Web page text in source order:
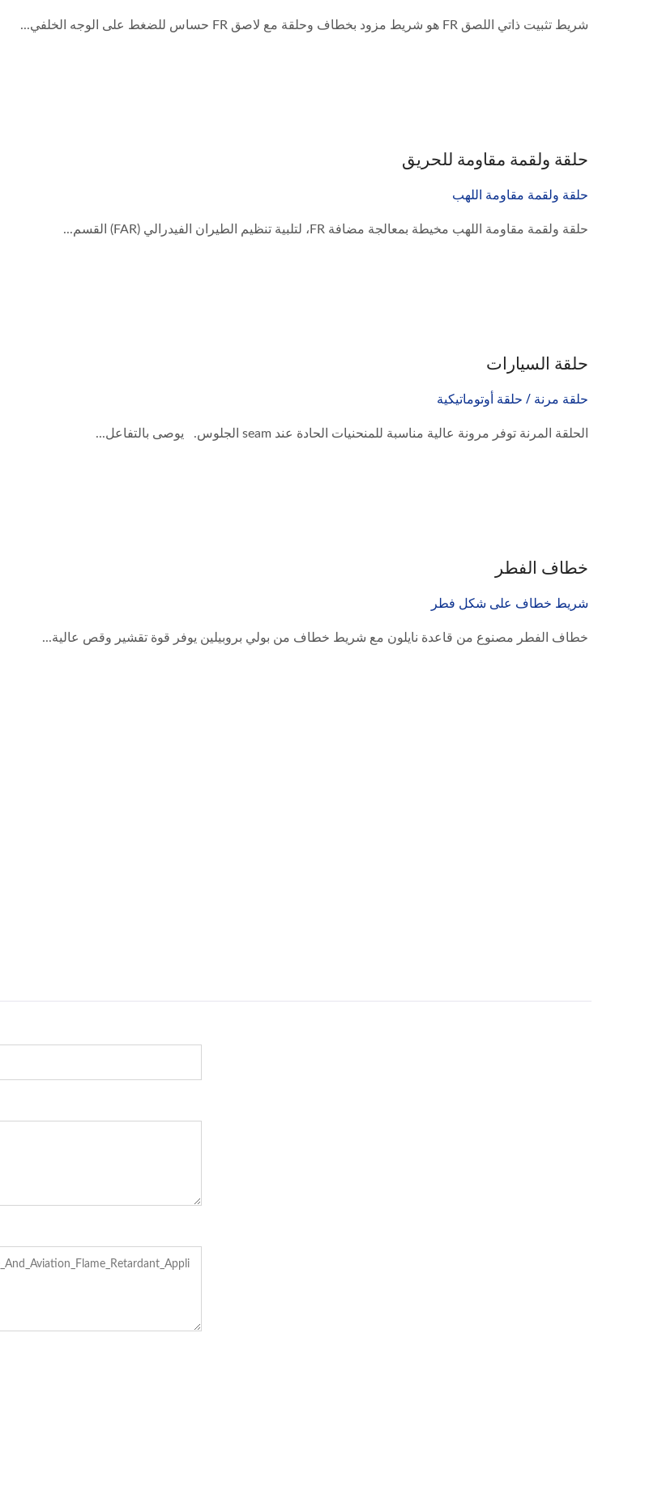
شريط تثبيت ذاتي اللصق FR هو شريط مزود بخطاف وحلقة مع لاصق FR حساس للضغط على الوجه الخلفي...
حلقة ولقمة مقاومة للحريق
حلقة ولقمة مقاومة اللهب
حلقة ولقمة مقاومة اللهب مخيطة بمعالجة مضافة FR، لتلبية تنظيم الطيران الفيدرالي (FAR) القسم...
حلقة السيارات
حلقة مرنة / حلقة أوتوماتيكية
الحلقة المرنة توفر مرونة عالية مناسبة للمنحنيات الحادة عند seam الجلوس. يوصى بالتفاعل...
خطاف الفطر
شريط خطاف على شكل فطر
خطاف الفطر مصنوع من قاعدة نايلون مع شريط خطاف من بولي بروبيلين يوفر قوة تقشير وقص عالية...